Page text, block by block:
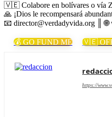
🇻🇪 Colabore en bolívares o vía
🙏 ¡Dios le recompensará
📧 director@verdadyvida.org ║
💰 GO FUND ME 🇻🇪
https://